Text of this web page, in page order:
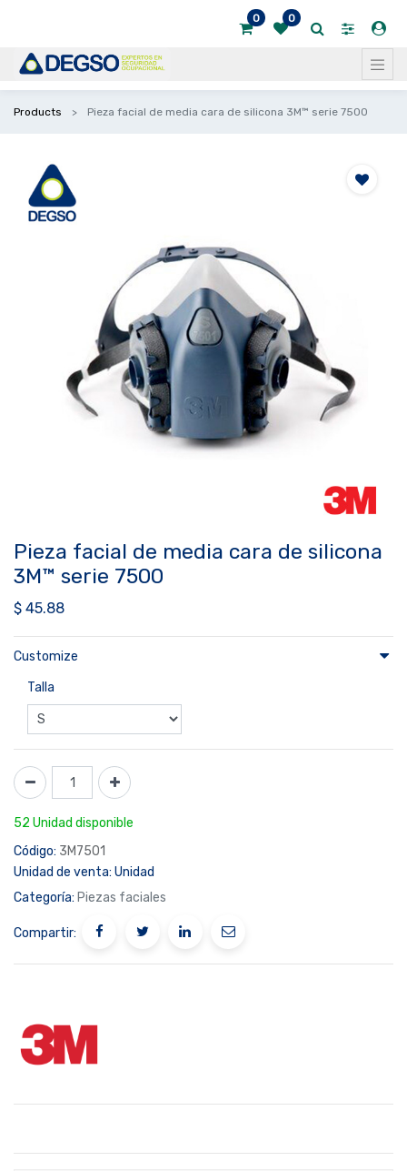
0 0
Products Pieza facial de media cara de silicona 3M™ serie 7500
Pieza facial de media cara de silicona
3M™ serie 7500
$ 45.88
Customize
Talla
52 Unidad disponible
Código: 3M7501
Unidad de venta: Unidad
Categoría: Piezas faciales
Compartir: